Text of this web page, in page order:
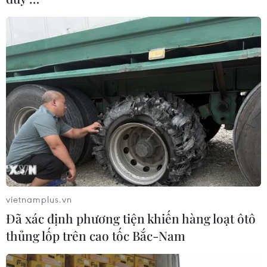
vietnamplus.vn
Đã xác định phương tiện khiến hàng loạt ôtô
thủng lốp trên cao tốc Bắc-Nam